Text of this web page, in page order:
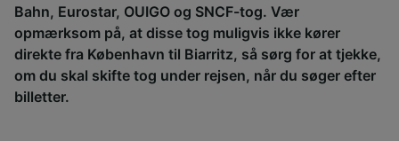
Bahn, Eurostar, OUIGO og SNCF-tog. Vær
opmærksom på, at disse tog muligvis ikke kører
direkte fra København til Biarritz, så sørg for at tjekke,
om du skal skifte tog under rejsen, når du søger efter
billetter.